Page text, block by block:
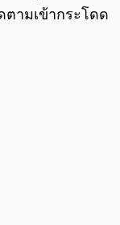
ามเข้ากระโดด